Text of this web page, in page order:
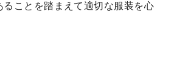
ることを踏まえて適切な服装を心